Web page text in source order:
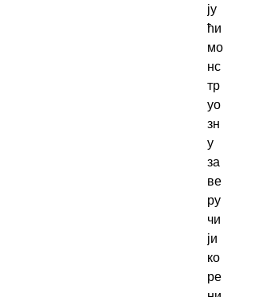
ју
ћи
мо
нс
тр
уо
зн
у
за
ве
ру
чи
ји
ко
ре